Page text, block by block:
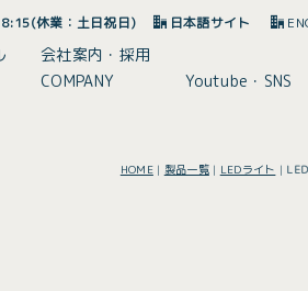
休業：土日祝日) 日本語サイト
会社案内・採用
COMPANY
Youtube・SNS
HOME| 製品一覧| LEDライト |